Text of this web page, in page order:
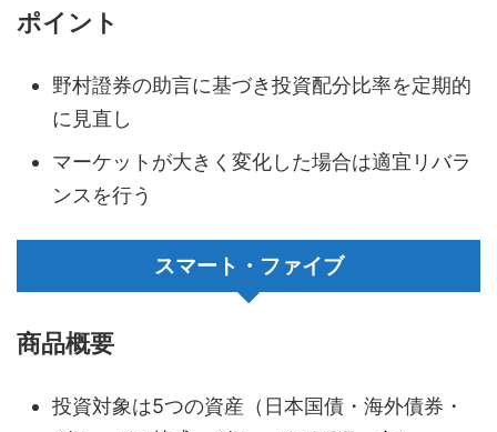
ポイント
野村證券の助言に基づき投資配分比率を定期的
に見直し
マーケットが大きく変化した場合は適宜リバラ
ンスを行う
スマート・ファイブ
商品概要
投資対象は5つの資産（日本国債・海外債券・